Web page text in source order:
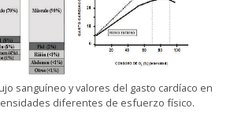
sanguíneo y valores del gasto cardíaco en
diferentes de esfuerzo físico.